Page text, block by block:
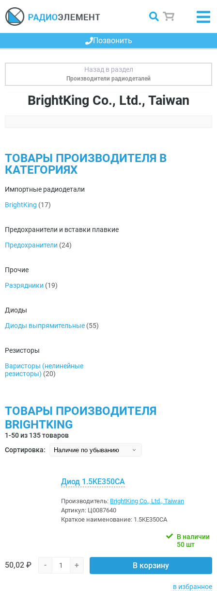
Позвонить
Производители радиодеталей
BrightKing Co., Ltd., Taiwan
ТОВАРЫ ПРОИЗВОДИТЕЛЯ В
КАТЕГОРИЯХ
Импортные радиодетали
BrightKing (17)
Предохранители и вставки плавкие
Предохранители (24)
Прочие
Разрядники (19)
Диоды
Диоды выпрямительные (55)
Резисторы
Варисторы (нелинейные
резисторы) (20)
ТОВАРЫ ПРОИЗВОДИТЕЛЯ
BRIGHTKING
1-50 из 135 товаров
Сортировка:
Диод 1.5KE350CA
Производитель: BrightKing Co., Ltd., Taiwan
Артикул: Ц0087640
Краткое наименование: 1.5KE350CA
В наличии
50 шт
50,02 ₽ - + В корзину
в избранное